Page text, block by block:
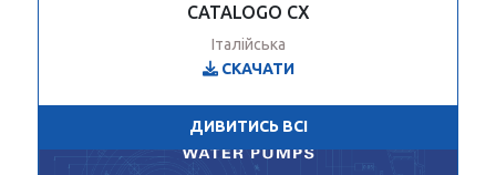
CATALOGO CX
Італійська
СКАЧАТИ
ДИВИТИСЬ ВСІ